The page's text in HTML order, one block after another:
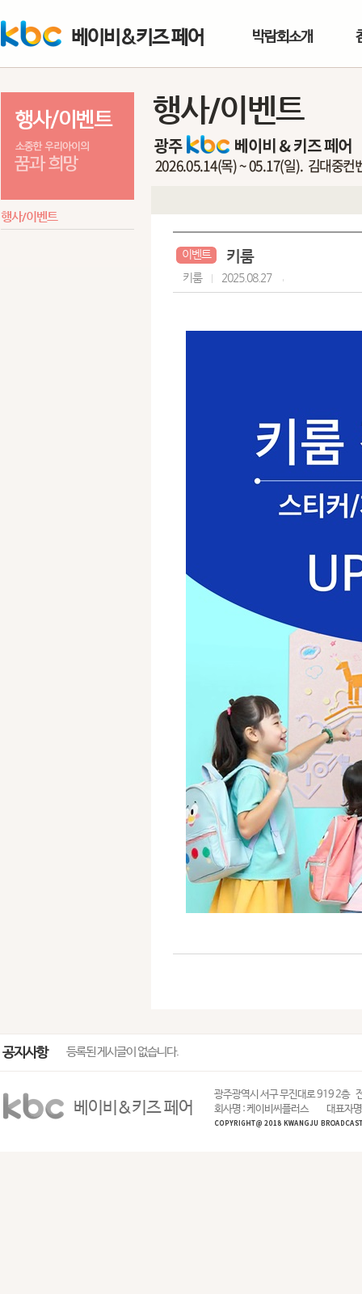
베이비&키즈 페어 박람회소개
행사/이벤트
행사/이벤트
이벤트 키룸
키룸 2025.08.27
공지사항 등록된 게시글이 없습니다.
베이비&키즈 페어
광주광역시 서구 무진대로 919 2층
회사명 : 케이비씨플러스
대표자